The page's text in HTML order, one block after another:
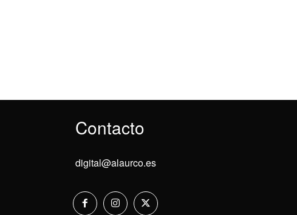
Contacto
digital@alaurco.es